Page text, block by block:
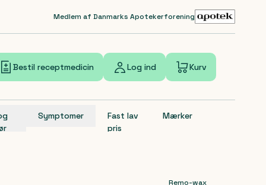
Medlem af Danmarks Apotekerforening
Bestil receptmedicin Log ind Kurv
Symptomer
Fast lav
pris
Mærker
Remo-wax